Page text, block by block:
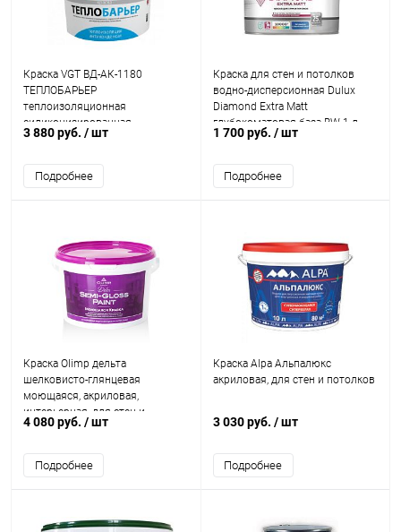
Краска VGT ВД-АК-1180
ТЕПЛОБАРЬЕР
теплоизоляционная
силиконизированная
3 880 руб. / шт
Подробнее
Краска для стен и потолков
водно-дисперсионная Dulux
Diamond Extra Matt
глубокоматовая база BW 1 л.
1 700 руб. / шт
Подробнее
Краска Olimp дельта
шелковисто-глянцевая
моющаяся, акриловая,
интерьерная, для стен и
потолков
4 080 руб. / шт
Подробнее
Краска Alpa Альпалюкс
акриловая, для стен и потолков
3 030 руб. / шт
Подробнее